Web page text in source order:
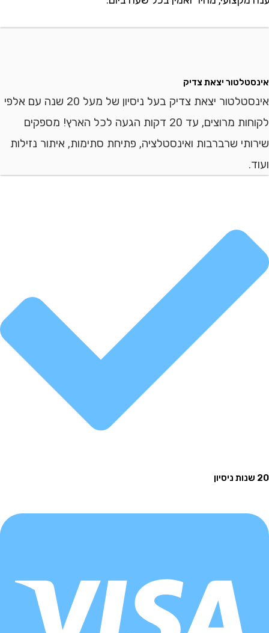
יצאת צדיק
אינסטלטור יצאת צדיק בעל ניסיון של מעל 20 שנה עם אלפי
לקוחות מרוצים, עד 20 דקות הגעה לכל הארץ! מספקים
שרברבות ואינסטלציה, פתיחת סתימות, איתור נזילות